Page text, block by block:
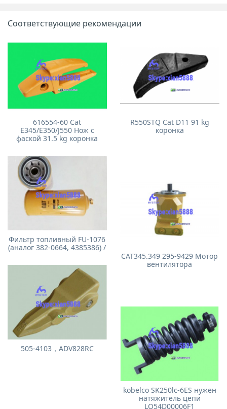
Соответствующие рекомендации
616554-60 Cat
E345/E350/J550 Нож с
фаской 31.5 kg коронка
R550STQ Cat D11 91 kg
коронка
Фильтр топливный FU-1076
(аналог 382-0664, 4385386) /
CAT345.349 295-9429 Мотор
вентилятора
505-4103，ADV828RC
kobelco SK250lc-6ES нужен
натяжитель цепи
LQ54D00006F1